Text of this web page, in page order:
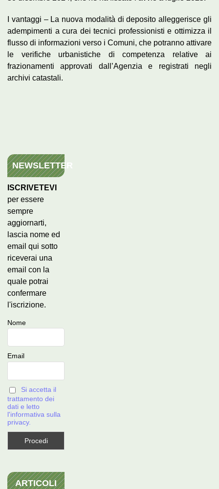
I vantaggi – La nuova modalità di deposito alleggerisce gli
adempimenti a cura dei tecnici professionisti e ottimizza il
flusso di informazioni verso i Comuni, che potranno attivare
le verifiche urbanistiche di competenza relative ai
frazionamenti approvati dall’Agenzia e registrati negli
archivi catastali.
NEWSLETTER
ISCRIVETEVI
per essere
sempre
aggiornarti,
lascia nome ed
email qui sotto
riceverai una
email con la
quale potrai
confermare
l'iscrizione.
Nome
Email
Si accetta il
trattamento dei
dati e letto
l'informativa sulla
privacy.
ARTICOLI